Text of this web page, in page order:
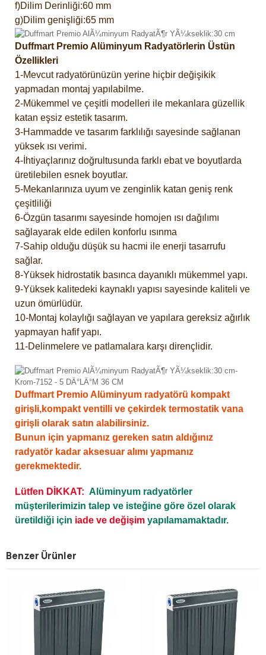
f)Dilim Derinliği:60 mm
g)Dilim genişliği:65 mm
Duffmart Premio Alüminyum Radyatörlerin Üstün
Özellikleri
1-Mevcut radyatörünüzün yerine hiçbir değişikik
yapmadan montaj yapılabilme.
2-Mükemmel ve çeşitli modelleri ile mekanlara güzellik
katan eşsiz estetik tasarım.
3-Hammadde ve tasarım farklılığı sayesinde sağlanan
yüksek ısı verimi.
4-İhtiyaçlarınız doğrultusunda farklı ebat ve boyutlarda
üretilebilen esnek boyutlar.
5-Mekanlarınıza uyum ve zenginlik katan geniş renk
çeşitliliği
6-Özgün tasarımı sayesinde homojen ısı dağılımı
sağlayarak elde edilen konforlu ısınma
7-Sahip olduğu düşük su hacmi ile enerji tasarrufu
sağlar.
8-Yüksek hidrostatik basınca dayanıklı mükemmel yapı.
9-Yüksek kalitedeki kaynaklı yapısı sayesinde kaliteli ve
uzun ömürlüdür.
10-Montaj kolaylığı sağlayan ve yapılara gereksiz ağırlık
yapmayan hafif yapı.
11-Delinmelere ve patlamalara karşı dirençlidir.
Duffmart Premio Alüminyum radyatörü kompakt
girişli,kompakt ventilli ve çekirdek termostatik vana
girişli olarak satın alabilirsiniz.
Bunun için yapmanız gereken satın aldığınız
radyatör kadar aksesuar alımı yapmanız
gerekmektedir.
Lütfen DİKKAT: Alüminyum radyatörler
müşterilerimizin talep ve isteğine göre özel olarak
üretildiği için iade ve değişim yapılamamaktadır.
Benzer Ürünler